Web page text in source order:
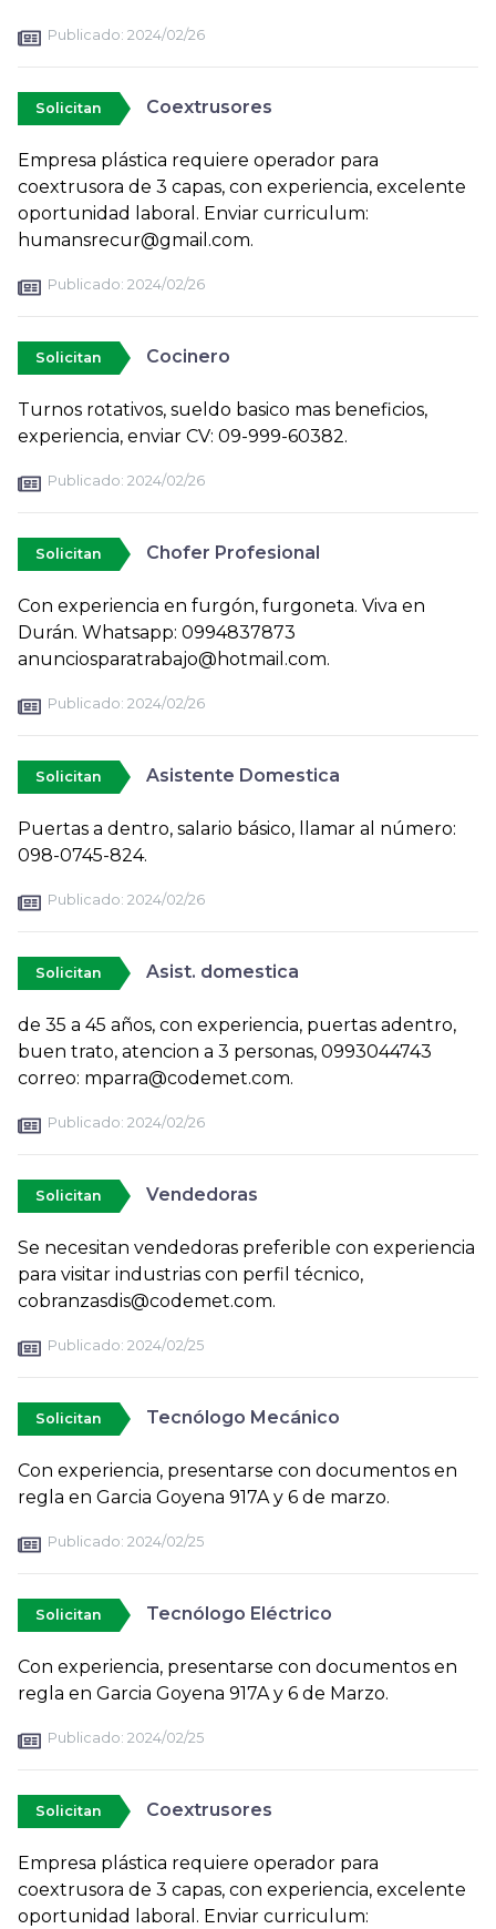
Publicado: 2024/02/26
Solicitan Coextrusores
Empresa plástica requiere operador para
coextrusora de 3 capas, con experiencia, excelente
oportunidad laboral. Enviar curriculum:
humansrecur@gmail.com.
Publicado: 2024/02/26
Solicitan Cocinero
Turnos rotativos, sueldo basico mas beneficios,
experiencia, enviar CV: 09-999-60382.
Publicado: 2024/02/26
Solicitan Chofer Profesional
Con experiencia en furgón, furgoneta. Viva en
Durán. Whatsapp: 0994837873
anunciosparatrabajo@hotmail.com.
Publicado: 2024/02/26
Solicitan Asistente Domestica
Puertas a dentro, salario básico, llamar al número:
098-0745-824.
Publicado: 2024/02/26
Solicitan Asist. domestica
de 35 a 45 años, con experiencia, puertas adentro,
buen trato, atencion a 3 personas, 0993044743
correo: mparra@codemet.com.
Publicado: 2024/02/26
Solicitan Vendedoras
Se necesitan vendedoras preferible con experiencia
para visitar industrias con perfil técnico,
cobranzasdis@codemet.com.
Publicado: 2024/02/25
Solicitan Tecnólogo Mecánico
Con experiencia, presentarse con documentos en
regla en Garcia Goyena 917A y 6 de marzo.
Publicado: 2024/02/25
Solicitan Tecnólogo Eléctrico
Con experiencia, presentarse con documentos en
regla en Garcia Goyena 917A y 6 de Marzo.
Publicado: 2024/02/25
Solicitan Coextrusores
Empresa plástica requiere operador para
coextrusora de 3 capas, con experiencia, excelente
oportunidad laboral. Enviar curriculum: